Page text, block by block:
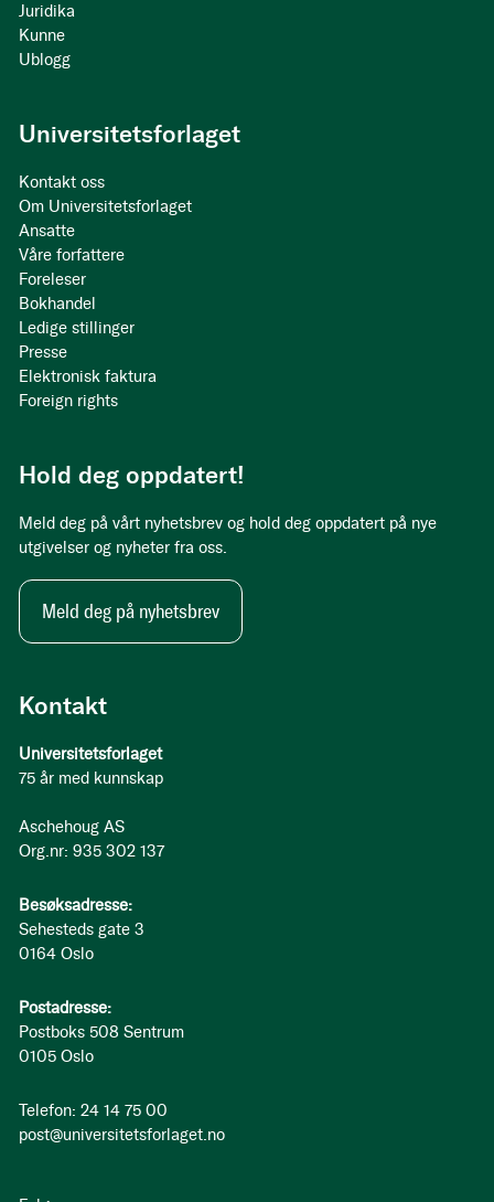
Kontakt
Universitetsforlaget
75 år med kunnskap
Aschehoug AS
Org.nr: 935 302 137
Besøksadresse:
Sehesteds gate 3
0164 Oslo
Postadresse:
Postboks 508 Sentrum
0105 Oslo
Telefon: 24 14 75 00
post@universitetsforlaget.no
Juridika
Kunne
Ublogg
Universitetsforlaget
Kontakt oss
Om Universitetsforlaget
Ansatte
Våre forfattere
Foreleser
Bokhandel
Ledige stillinger
Presse
Elektronisk faktura
Foreign rights
Hold deg oppdatert!
Meld deg på vårt nyhetsbrev og hold deg oppdatert på nye
utgivelser og nyheter fra oss.
Meld deg på nyhetsbrev